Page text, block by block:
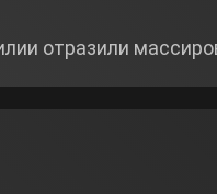
отразили